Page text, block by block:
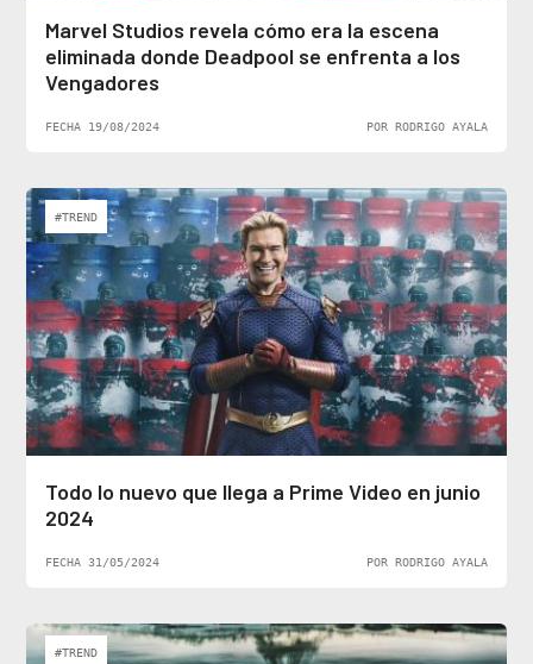
Marvel Studios revela cómo era la escena
eliminada donde Deadpool se enfrenta a los
Vengadores
FECHA 19/08/2024 POR RODRIGO AYALA
#TREND
Todo lo nuevo que llega a Prime Video en junio
2024
FECHA 31/05/2024 POR RODRIGO AYALA
#TREND